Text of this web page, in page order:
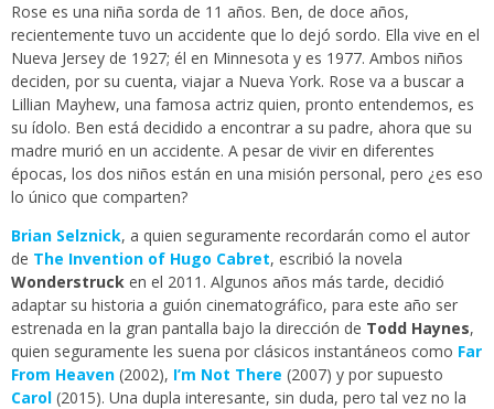
Rose es una niña sorda de 11 años. Ben, de doce años,
recientemente tuvo un accidente que lo dejó sordo. Ella vive en el
Nueva Jersey de 1927; él en Minnesota y es 1977. Ambos niños
deciden, por su cuenta, viajar a Nueva York. Rose va a buscar a
Lillian Mayhew, una famosa actriz quien, pronto entendemos, es
su ídolo. Ben está decidido a encontrar a su padre, ahora que su
madre murió en un accidente. A pesar de vivir en diferentes
épocas, los dos niños están en una misión personal, pero ¿es eso
lo único que comparten?
Brian Selznick, a quien seguramente recordarán como el autor
de The Invention of Hugo Cabret, escribió la novela
Wonderstruck en el 2011. Algunos años más tarde, decidió
adaptar su historia a guión cinematográfico, para este año ser
estrenada en la gran pantalla bajo la dirección de Todd Haynes,
quien seguramente les suena por clásicos instantáneos como Far
From Heaven (2002), I’m Not There (2007) y por supuesto
Carol (2015). Una dupla interesante, sin duda, pero tal vez no la